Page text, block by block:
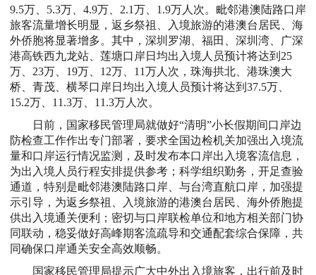
9.5万、5.3万、4.9万、2.1万、1.9万人次。毗邻港澳陆路口岸
旅客流量增长明显，返乡祭祖、入境旅游的港澳台居民、海
外侨胞将显著增多。其中，深圳罗湖、福田、深圳湾、广深
港高铁西九龙站、莲塘口岸日均出入境人员预计将达到25
万、23万、19万、12万、11万人次，珠海拱北、港珠澳大
桥、青茂、横琴口岸日均出入境人员预计将达到37.5万、
15.2万、11.3万、11.3万人次。
日前，国家移民管理局就做好“清明”小长假期间口岸边
防检查工作作出专门部署，要求全国边检机关加强出入境流
量和口岸运行情况监测，及时发布本口岸出入境客流信息，
为出入境人员行程安排提供参考；科学组织勤务，开足查验
通道，特别是毗邻港澳陆路口岸、与台湾直航口岸，加强提
示引导，为返乡祭祖、入境旅游的港澳台居民、海外侨胞提
供出入境通关便利；密切与口岸联检单位和地方相关部门协
同联动，稳妥做好高峰期客流疏导和交通配套综合保障，共
同确保口岸通关安全高效顺畅。
国家移民管理局提示广大中外出入境旅客，出行前及时